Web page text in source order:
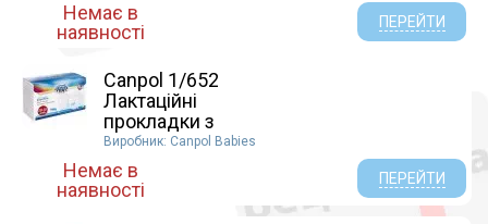
Немає в
наявності
ПЕРЕЙТИ
Canpol 1/652
Лактаційні
прокладки з
самоклеюч...
Виробник: Canpol Babies
Немає в
наявності
ПЕРЕЙТИ